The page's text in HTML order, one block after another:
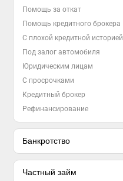
Помощь за откат
Помощь кредитного брокера
С плохой кредитной историей
Под залог автомобиля
Юридическим лицам
С просрочками
Кредитный брокер
Рефинансирование
Банкротство
Частный займ